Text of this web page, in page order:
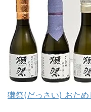
獺祭(だっさい) おた